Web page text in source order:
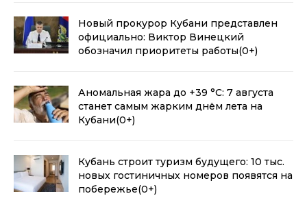
Новый прокурор Кубани представлен
официально: Виктор Винецкий
обозначил приоритеты работы(0+)
Аномальная жара до +39 °C: 7 августа
станет самым жарким днём лета на
Кубани(0+)
Кубань строит туризм будущего: 10 тыс.
новых гостиничных номеров появятся на
побережье(0+)